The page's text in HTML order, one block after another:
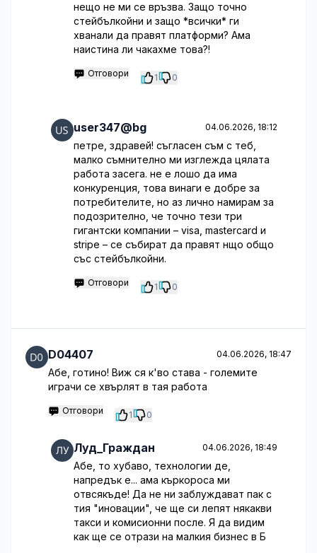
нещо не ми се връзва. Защо точно
стейбълкойни и защо *всички* ги
хванали да правят платформи? Ама
наистина ли чакахме това?!
Отговори 1 0
user347@bg 04.06.2026, 18:12
петре, здравей! съгласен съм с теб,
малко съмнително ми изглежда цялата
работа засега. не е лошо да има
конкуренция, това винаги е добре за
потребителите, но аз лично намирам за
подозрително, че точно тези три
гигантски компании – visa, mastercard и
stripe – се събират да правят нщо общо
със стейбълкойни.
Отговори 1 0
D04407 04.06.2026, 18:47
Абе, готино! Виж ся к'во става - големите
играчи се хвърлят в тая работа
Отговори 1 0
Луд_Граждан 04.06.2026, 18:49
Абе, то хубаво, технологии де,
напредък е... ама къркороса ми
отвсякъде! Да не ни заблуждават пак с
тия "иновации", че ще си лепят някакви
такси и комисионни после. Я да видим
как ще се отрази на малкия бизнес в Б